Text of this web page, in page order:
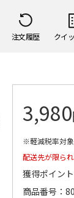
注文履歴 クイ
3,980
※軽減税率対象
配送先が限ら
獲得ポイン
商品番号